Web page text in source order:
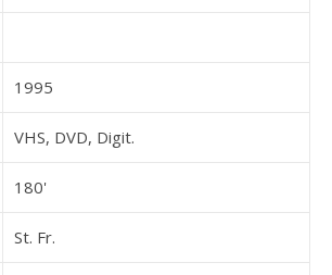
1995
VHS, DVD, Digit.
180'
St. Fr.